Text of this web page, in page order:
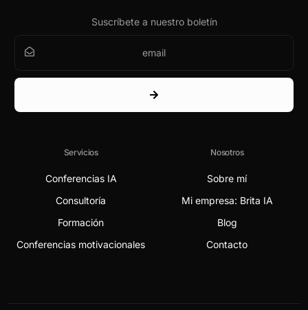
Suscríbete a nuestro boletín
Servicios
Conferencias IA
Consultoría
Formación
Conferencias motivacionales
Nosotros
Sobre mí
Mi empresa: Brita IA
Blog
Contacto